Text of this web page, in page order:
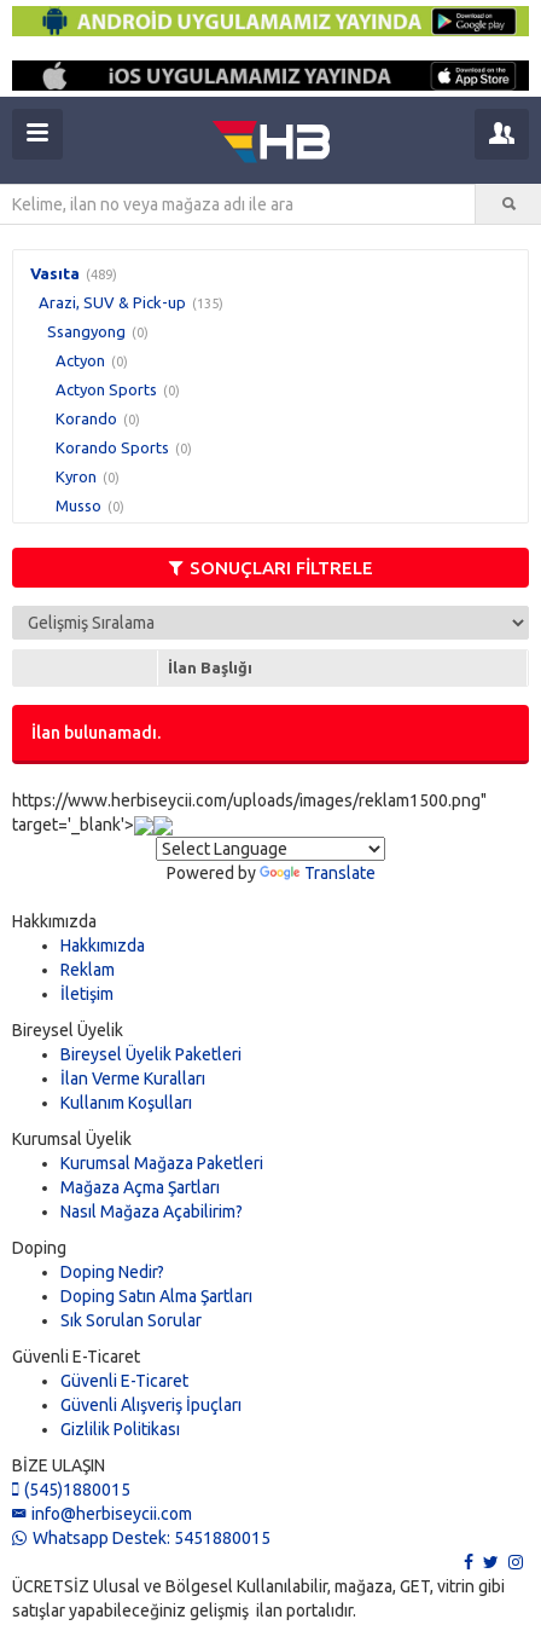
Vasıta (489)
Arazi, SUV & Pick-up (135)
Ssangyong (0)
Actyon (0)
Actyon Sports (0)
Korando (0)
Korando Sports (0)
Kyron (0)
Musso (0)
Tivoli
XLV (0)
SONUÇLARI FİLTRELE
İlan Başlığı
İlan bulunamadı.
https://www.herbiseycii.com/uploads/images/reklam1500.png"
target='_blank'>
Powered by Translate
Hakkımızda
Hakkımızda
Reklam
İletişim
Bireysel Üyelik
Bireysel Üyelik Paketleri
İlan Verme Kuralları
Kullanım Koşulları
Kurumsal Üyelik
Kurumsal Mağaza Paketleri
Mağaza Açma Şartları
Nasıl Mağaza Açabilirim?
Doping
Doping Nedir?
Doping Satın Alma Şartları
Sık Sorulan Sorular
Güvenli E-Ticaret
Güvenli E-Ticaret
Güvenli Alışveriş İpuçları
Gizlilik Politikası
BİZE ULAŞIN
(545)1880015
info@herbiseycii.com
Whatsapp Destek: 5451880015
ÜCRETSİZ Ulusal ve Bölgesel Kullanılabilir, mağaza, GET, vitrin gibi
satışlar yapabileceğiniz gelişmiş ilan portalıdır.